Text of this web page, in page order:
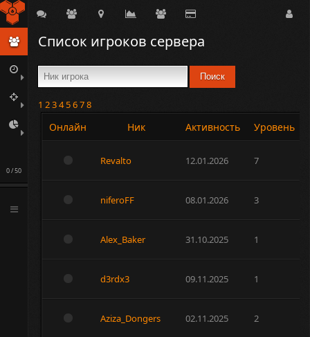
Delirium
0 / 50
Список игроков сервера
Поиск
1 234 5678
Онлайн Ник Активность Уровень
Revalto 12.01.2026 7
niferoFF 08.01.2026 3
Alex_Baker 31.10.2025 1
d3rdx3 09.11.2025 1
Aziza_Dongers 02.11.2025 2